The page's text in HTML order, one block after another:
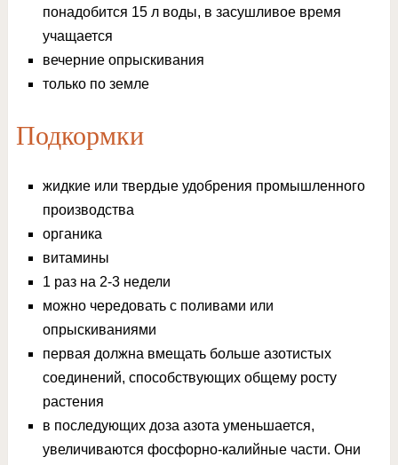
понадобится 15 л воды, в засушливое время
учащается
вечерние опрыскивания
только по земле
Подкормки
жидкие или твердые удобрения промышленного
производства
органика
витамины
1 раз на 2-3 недели
можно чередовать с поливами или
опрыскиваниями
первая должна вмещать больше азотистых
соединений, способствующих общему росту
растения
в последующих доза азота уменьшается,
увеличиваются фосфорно-калийные части. Они